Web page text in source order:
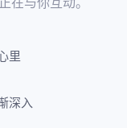
里
深入